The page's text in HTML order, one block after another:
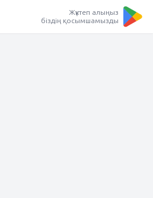
Жүктеп алыңыз
біздің қосымшамызды